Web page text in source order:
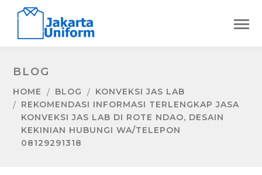
BLOG
HOME BLOG
KONVEKSI JAS LAB
REKOMENDASI INFORMASI TERLENGKAP JASA
KONVEKSI JAS LAB DI ROTE NDAO, DESAIN
KEKINIAN HUBUNGI WA/TELEPON
08129291318